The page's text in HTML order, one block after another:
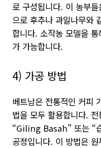
로 구성됩니다. 이 농부
으로 후추나 과일나무와
합니다. 소작농 모델을
가 가능합니다.
4) 가공 방법
베트남은 전통적인 커피
법을 모두 활용합니다.
“Giling Basah” 또는 “
공정입니다. 이 방법은